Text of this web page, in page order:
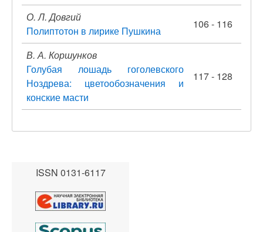
О. Л. Довгий
Полиптотон в лирике Пушкина
106 - 116
В. А. Коршунков
Голубая лошадь гоголевского
Ноздрева: цветообозначения и
конские масти
117 - 128
ISSN 0131-6117